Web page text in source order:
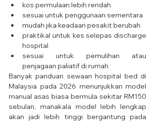
kos permulaan lebih rendah
sesuai untuk penggunaan sementara
mudah jika keadaan pesakit berubah
praktikal untuk kes selepas discharge
hospital
sesuai untuk pemulihan atau
penjagaan paliatif di rumah
Banyak panduan sewaan hospital bed di
Malaysia pada 2026 menunjukkan model
manual asas biasa bermula sekitar RM150
sebulan, manakala model lebih lengkap
akan jadi lebih tinggi bergantung pada